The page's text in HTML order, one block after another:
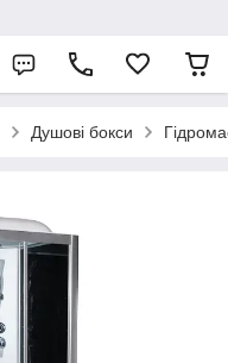
Душові бокси